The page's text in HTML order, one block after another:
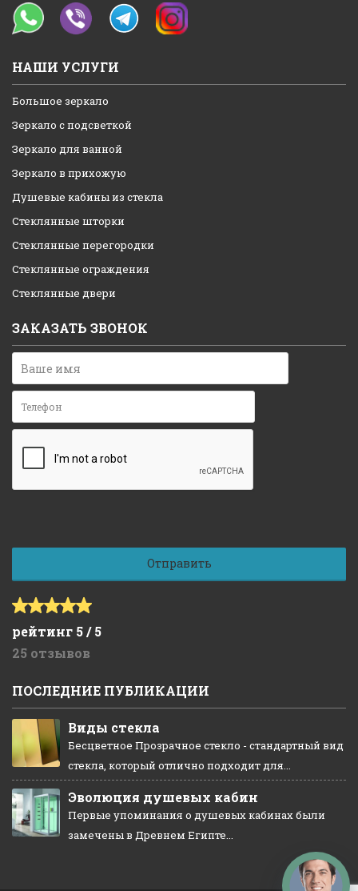
НАШИ УСЛУГИ
Большое зеркало
Зеркало с подсветкой
Зеркало для ванной
Зеркало в прихожую
Душевые кабины из стекла
Стеклянные шторки
Стеклянные перегородки
Стеклянные ограждения
Стеклянные двери
ЗАКАЗАТЬ ЗВОНОК
рейтинг 5 / 5
25 отзывов
ПОСЛЕДНИЕ ПУБЛИКАЦИИ
Виды стекла
Бесцветное Прозрачное стекло - стандартный вид
стекла, который отлично подходит для...
Эволюция душевых кабин
Первые упоминания о душевых кабинах были
замечены в Древнем Египте...